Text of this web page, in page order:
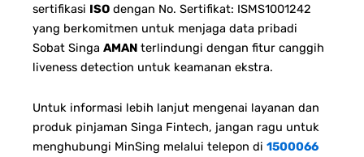
sertifikasi ISO dengan No. Sertifikat: ISMS1001242
yang berkomitmen untuk menjaga data pribadi
Sobat Singa AMAN terlindungi dengan fitur canggih
liveness detection untuk keamanan ekstra.
Untuk informasi lebih lanjut mengenai layanan dan
produk pinjaman Singa Fintech, jangan ragu untuk
menghubungi MinSing melalui telepon di 1500066